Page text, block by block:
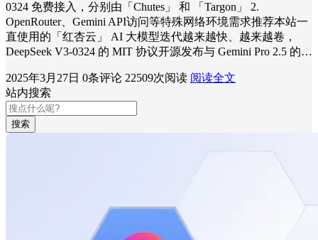
0324 免费接入，分别由「Chutes」 和 「Targon」 2.
OpenRouter、Gemini API访问等特殊网络环境需求推荐本站一
直使用的「红杏云」 AI 大模型迭代越来越快、越来越卷，
DeepSeek V3-0324 的 MIT 协议开源发布与 Gemini Pro 2.5 的…
2025年3月27日 0条评论 22509次阅读 阅读全文
站内搜索
搜索